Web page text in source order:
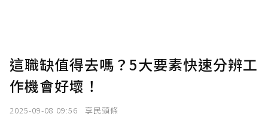
這職缺值得去嗎？5大要素快速分辨工
作機會好壞！
2025-09-08 09:56 享民頭條